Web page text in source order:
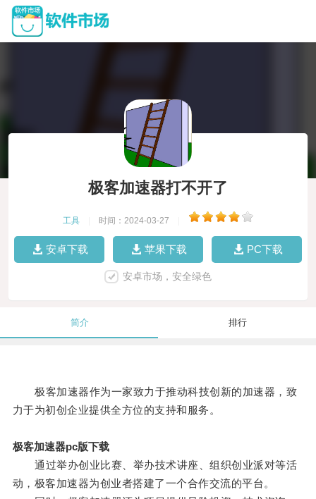
极客加速器打不开了
工具 时间：2024-03-27
安卓下载 苹果下载 PC下载
安卓市场，安全绿色
简介 排行
极客加速器作为一家致力于推动科技创新的加速器，致
力于为初创企业提供全方位的支持和服务。
极客加速器pc版下载
通过举办创业比赛、举办技术讲座、组织创业派对等活
动，极客加速器为创业者搭建了一个合作交流的平台。